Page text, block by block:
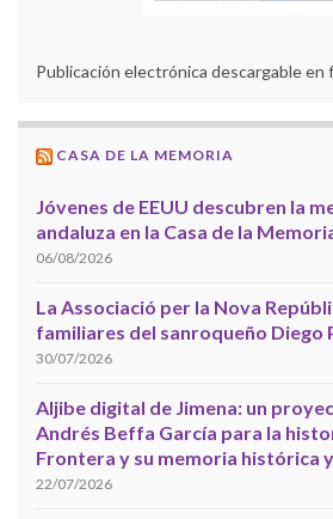
Publicación electrónica descargable en
CASA DE LA MEMORIA
Jóvenes de EEUU descubren la
andaluza en la Casa de la
06/08/2026
La Associació per la Nova
familiares del sanroqueño Diego
30/07/2026
Aljibe digital de Jimena: un
Andrés Beffa García para la
Frontera y su memoria histórica
22/07/2026